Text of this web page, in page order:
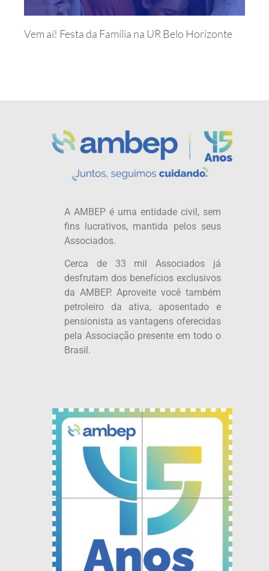
Vem aí! Festa da Família na UR Belo Horizonte
A AMBEP é uma entidade civil, sem
fins lucrativos, mantida pelos seus
Associados.
Cerca de 33 mil Associados já
desfrutam dos benefícios exclusivos
da AMBEP. Aproveite você também
petroleiro da ativa, aposentado e
pensionista as vantagens oferecidas
pela Associação presente em todo o
Brasil.